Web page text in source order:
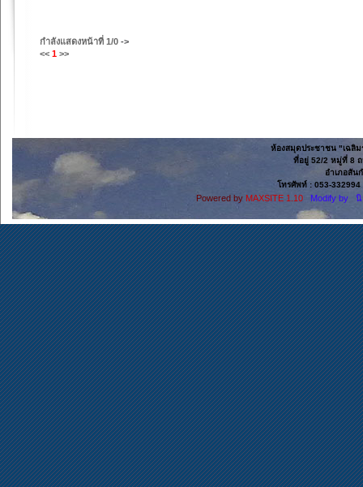
กำลังแสดงหน้าที่ 1/0 ->
<< 1 >>
ห้องสมุดประชาชน "เฉลิ
ที่อยู่ 52/2 หมู่ที่ 8
อำเภอสัน
โทรศัพท์ : 053-332994
Powered by MAXSITE 1.10 Modify by